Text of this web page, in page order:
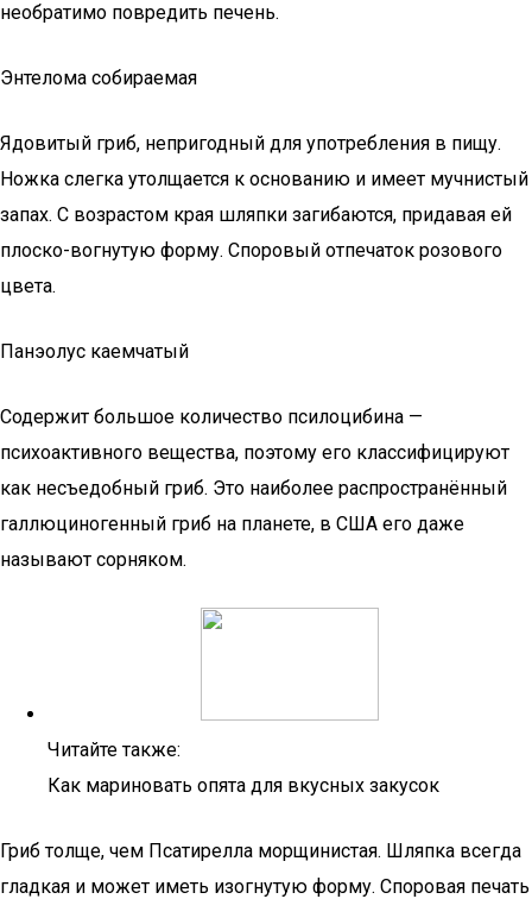
необратимо повредить печень.
Энтелома собираемая
Ядовитый гриб, непригодный для употребления в пищу.
Ножка слегка утолщается к основанию и имеет мучнистый
запах. С возрастом края шляпки загибаются, придавая ей
плоско-вогнутую форму. Споровый отпечаток розового
цвета.
Панэолус каемчатый
Содержит большое количество псилоцибина —
психоактивного вещества, поэтому его классифицируют
как несъедобный гриб. Это наиболее распространённый
галлюциногенный гриб на планете, в США его даже
называют сорняком.
Читайте также:
Как мариновать опята для вкусных закусок
Гриб толще, чем Псатирелла морщинистая. Шляпка всегда
гладкая и может иметь изогнутую форму. Споровая печать